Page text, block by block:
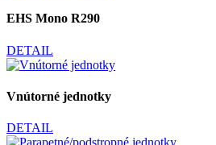
EHS Mono R290
DETAIL
Vnútorné jednotky
DETAIL